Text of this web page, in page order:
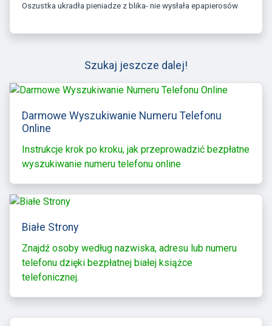
Oszustka ukradła pieniadze z blika- nie wysłała epapierosów
Szukaj jeszcze dalej!
Darmowe Wyszukiwanie Numeru Telefonu
Online
Instrukcje krok po kroku, jak przeprowadzić bezpłatne
wyszukiwanie numeru telefonu online
Białe Strony
Znajdź osoby według nazwiska, adresu lub numeru
telefonu dzięki bezpłatnej białej książce
telefonicznej.